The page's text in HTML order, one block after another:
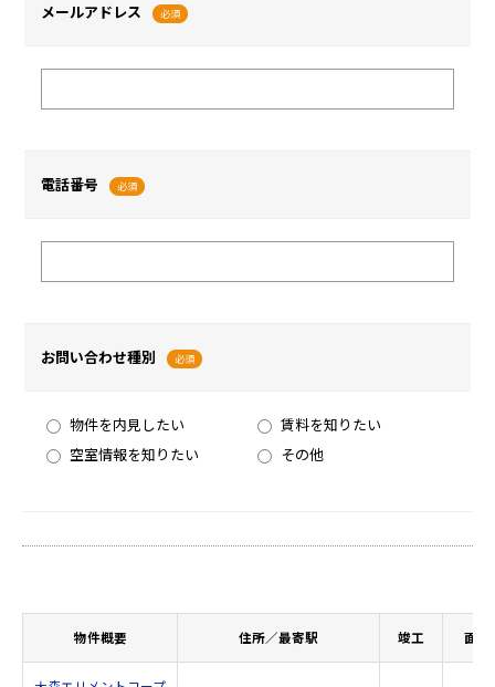
メールアドレス 必須
電話番号 必須
お問い合わせ種別 必須
物件を内見したい
賃料を知りたい
空室情報を知りたい
その他
物件概要 住所／最寄駅 竣工 面積